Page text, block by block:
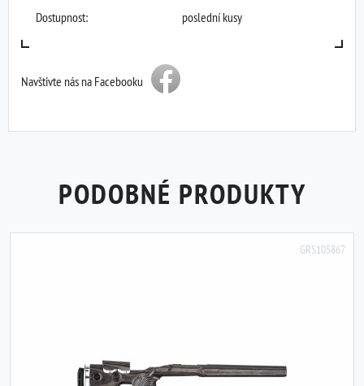
Dostupnost:
poslední kusy
Navštivte nás na Facebooku
PODOBNÉ PRODUKTY
GRS105867